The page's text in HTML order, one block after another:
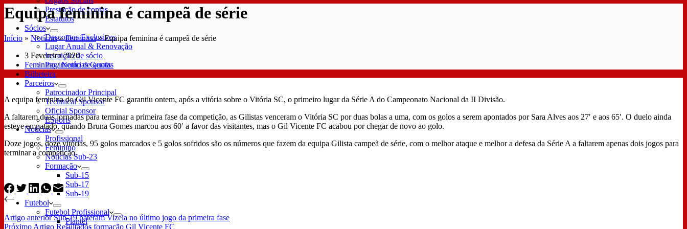
Prestação de contas
Estatutos
Sócios
Descontos Exclusivos
Lugar Anual & Renovação
Inscrição de sócio
Pagamento de quotas
Bilheteira
Parceiros
Patrocinador Principal
Technical Sponsor
Oficial Sponsor
ESports
Notícias
Profissional
Feminino
Notícias Sub-23
Formação
Sub-15
Sub-17
Sub-19
Futebol
Futebol Profissional
Plantel
Equipa feminina é campeã de série
Início » Notícias»Feminino»Equipa feminina é campeã de série
3 Fevereiro 2020
Feminino/Notícias Gerais
A equipa feminina do Gil Vicente FC garantiu ontem, após a vitória sobre o Vitória SC, o primeiro lugar da Série A do Campeonato Nacional da II Divisão.
A faltarem duas jornadas para terminar a primeira fase da competição, as Gilistas venceram o Vitória SC por duas bolas a uma, com os golos a serem apontados por Sara Alves aos 27′ e aos 65′. O duelo ainda
esteve empatado, quando Bruna Gomes marcou aos 60′ a favor das visitantes, mas o Gil Vicente FC acabou por chegar de novo ao golo.
Doze jogos, doze vitórias, 95 golos marcados e 5 golos sofridos são os números que fazem da equipa Gilista campeã de série, com o melhor ataque e melhor a defesa da Série A a faltarem apenas dois jogos para
terminar a competição.
Artigo anteriorSub-19 bateram Vizela no último jogo da primeira fase
Próximo Artigo Resultados formação Gil Vicente FC